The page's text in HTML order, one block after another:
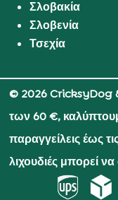
Σλοβακία
Σλοβενία
Τσεχία
© 2026 CricksyDog
των 60 €,
παραγγείλεις έως
λιχουδιές μπορεί